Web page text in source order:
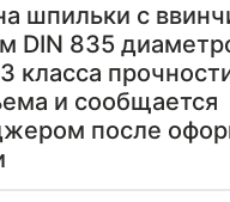
шпильки с
DIN 835
класса
и сообщается
после